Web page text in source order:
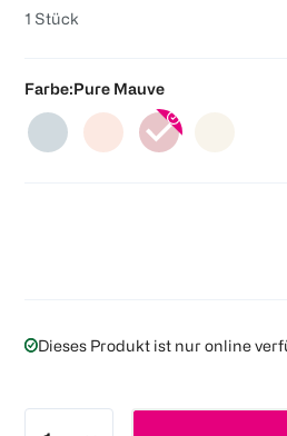
1 Stück
Farbe:Pure Mauve
Dieses Produkt ist nur online